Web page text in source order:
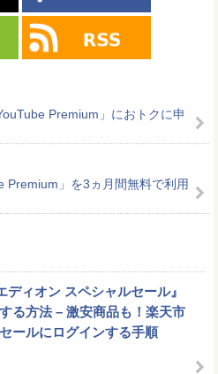
Premium」におトクに申
Premium」を3ヵ月間無料で利用
ディオン スペシャルセール』
る方法 – 激安商品も！楽天市
ールにログインする手順